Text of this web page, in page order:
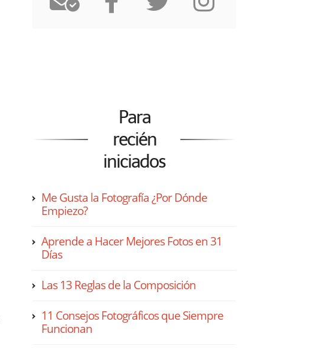
Para
recién
iniciados
Me Gusta la Fotografía ¿Por Dónde
Empiezo?
Aprende a Hacer Mejores Fotos en 31
Días
Las 13 Reglas de la Composición
11 Consejos Fotográficos que Siempre
Funcionan